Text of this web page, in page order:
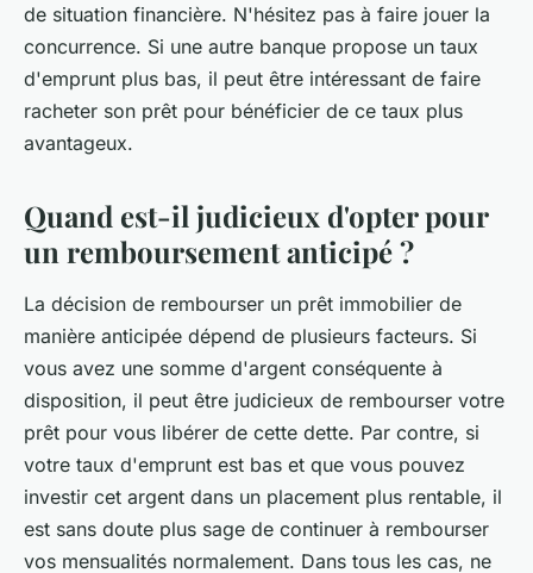
de situation financière. N'hésitez pas à faire jouer la
concurrence. Si une autre banque propose un taux
d'emprunt plus bas, il peut être intéressant de faire
racheter son prêt pour bénéficier de ce taux plus
avantageux.
Quand est-il judicieux d'opter pour
un remboursement anticipé ?
La décision de rembourser un prêt immobilier de
manière anticipée dépend de plusieurs facteurs. Si
vous avez une somme d'argent conséquente à
disposition, il peut être judicieux de rembourser votre
prêt pour vous libérer de cette dette. Par contre, si
votre taux d'emprunt est bas et que vous pouvez
investir cet argent dans un placement plus rentable, il
est sans doute plus sage de continuer à rembourser
vos mensualités normalement. Dans tous les cas, ne